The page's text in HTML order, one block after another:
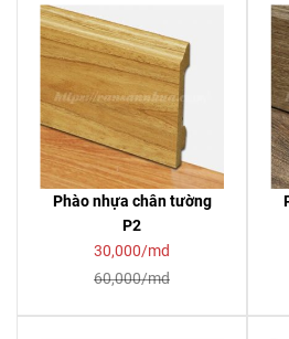
Phào nhựa chân tường
P2
30,000/md
60,000/md